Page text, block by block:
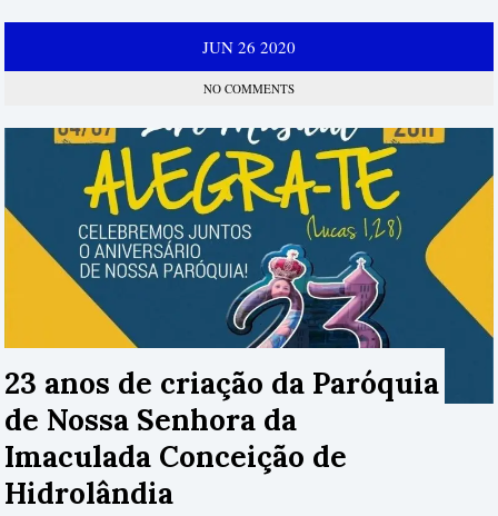
JUN 26 2020
NO COMMENTS
23 anos de criação da Paróquia
de Nossa Senhora da
Imaculada Conceição de
Hidrolândia